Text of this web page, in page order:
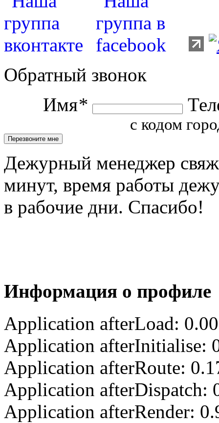
Обратный звонок
Имя*
с кодом
Дежурный менеджер
минут, время работы
в рабочие дни. Спасибо!
Информация о профиле
Application afterLoad:
Application afterInitialise:
Application afterRoute:
Application afterDispatch:
Application afterRender: